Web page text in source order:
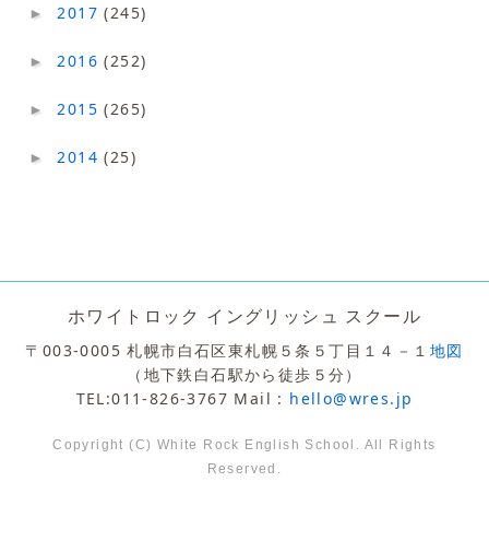
► 2017(245)
► 2016(252)
► 2015(265)
► 2014(25)
ホワイトロック イングリッシュ スクール
〒003-0005 札幌市白石区東札幌５条５丁目１４－１ 地図
（地下鉄白石駅から徒歩５分）
TEL:011-826-3767 Mail : hello@wres.jp
Copyright (C) White Rock English School. All Rights
Reserved.